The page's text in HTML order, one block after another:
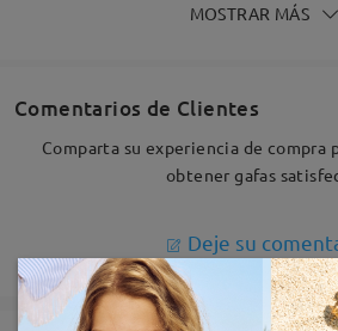
MOSTRAR MÁS
Comentarios de Clientes
Comparta su experiencia de compra
obtener gafas
Deje su